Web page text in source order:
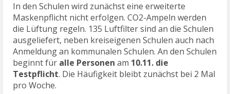
In den Schulen wird zunächst eine erweiterte
Maskenpflicht nicht erfolgen. CO2-Ampeln werden
die Lüftung regeln. 135 Luftfilter sind an die Schulen
ausgeliefert, neben kreiseigenen Schulen auch nach
Anmeldung an kommunalen Schulen. An den Schulen
beginnt für alle Personen am 10.11. die
Testpflicht. Die Häufigkeit bleibt zunächst bei 2 Mal
pro Woche.